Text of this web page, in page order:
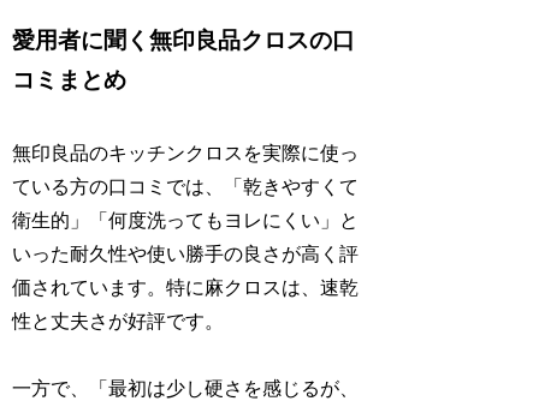
愛用者に聞く無印良品クロスの口
コミまとめ
無印良品のキッチンクロスを実際に使っ
ている方の口コミでは、「乾きやすくて
衛生的」「何度洗ってもヨレにくい」と
いった耐久性や使い勝手の良さが高く評
価されています。特に麻クロスは、速乾
性と丈夫さが好評です。
一方で、「最初は少し硬さを感じるが、